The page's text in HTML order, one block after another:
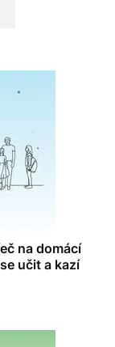
na domácí
učit a kazí